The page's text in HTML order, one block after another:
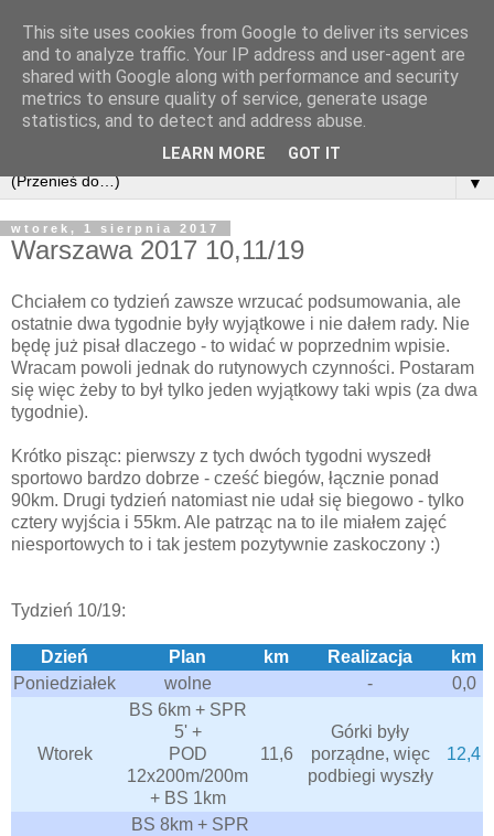
▼
wtorek, 1 sierpnia 2017
Warszawa 2017 10,11/19
Chciałem co tydzień zawsze wrzucać podsumowania, ale
ostatnie dwa tygodnie były wyjątkowe i nie dałem rady. Nie
będę już pisał dlaczego - to widać w poprzednim wpisie.
Wracam powoli jednak do rutynowych czynności. Postaram
się więc żeby to był tylko jeden wyjątkowy taki wpis (za dwa
tygodnie).
Krótko pisząc: pierwszy z tych dwóch tygodni wyszedł
sportowo bardzo dobrze - cześć biegów, łącznie ponad
90km. Drugi tydzień natomiast nie udał się biegowo - tylko
cztery wyjścia i 55km. Ale patrząc na to ile miałem zajęć
niesportowych to i tak jestem pozytywnie zaskoczony :)
Tydzień 10/19:
Dzień Plan km Realizacja
km
Poniedziałek
wolne - 0,0
Wtorek
BS 6km + SPR
5' +
POD
12x200m/200m
+ BS 1km
11,6
Górki były
porządne, więc
podbiegi wyszły
12,4
BS 8km + SPR
This site uses cookies from Google to deliver its services
and to analyze traffic. Your IP address and user-agent are
shared with Google along with performance and security
metrics to ensure quality of service, generate usage
statistics, and to detect and address abuse.
LEARN MORE GOT IT